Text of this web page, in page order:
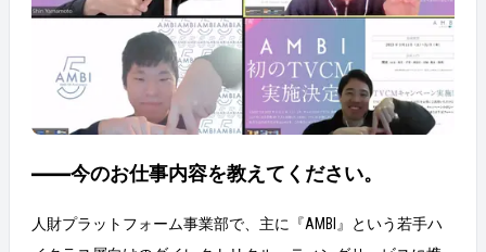
――今のお仕事内容を教えてください。
人財プラットフォーム事業部で、主に『AMBI』という若手ハ